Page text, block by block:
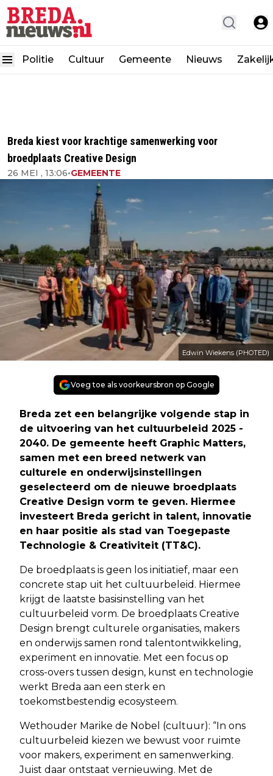
Politie Cultuur Gemeente Nieuws
Breda kiest voor krachtige samenwerking voor
broedplaats Creative Design
26 MEI , 13:06•GEMEENTE
Edwin Wiekens (PHOTED)
Voeg toe als voorkeursbron op Google
Breda zet een belangrijke volgende stap in
de uitvoering van het cultuurbeleid 2025 -
2040. De gemeente heeft Graphic Matters,
samen met een breed netwerk van
culturele en onderwijsinstellingen
geselecteerd om de nieuwe broedplaats
Creative Design vorm te geven. Hiermee
investeert Breda gericht in talent, innovatie
en haar positie als stad van Toegepaste
Technologie & Creativiteit (TT&C).
De broedplaats is geen los initiatief, maar een
concrete stap uit het cultuurbeleid. Hiermee
krijgt de laatste basisinstelling van het
cultuurbeleid vorm. De broedplaats Creative
Design brengt culturele organisaties, makers
en onderwijs samen rond talentontwikkeling,
experiment en innovatie. Met een focus op
cross-overs tussen design, kunst en technologie
werkt Breda aan een sterk en
toekomstbestendig ecosysteem.
Wethouder Marike de Nobel (cultuur): “In ons
cultuurbeleid kiezen we bewust voor ruimte
voor makers, experiment en samenwerking.
Juist daar ontstaat vernieuwing. Met de